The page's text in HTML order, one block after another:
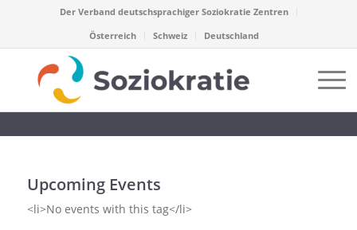
Der Verband deutschsprachiger Soziokratie Zentren
Österreich
Schweiz Deutschland
Upcoming Events
<li>No events with this tag</li>